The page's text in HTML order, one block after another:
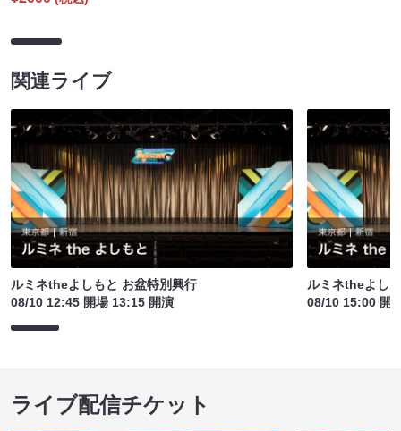
関連ライブ
ルミネtheよしもと お盆特別興行
08/10 12:45 開場 13:15 開演
ルミネtheよし
08/10 15:00 開
ライブ配信チケット